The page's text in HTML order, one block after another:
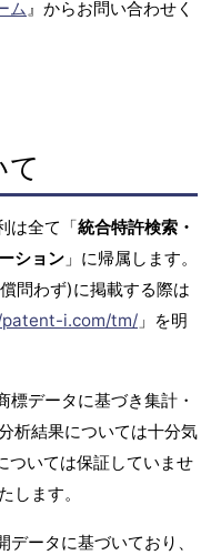
ム』からお問い合わせく
て
は全て「統合特許検索・
ション 」に帰属します。
問わず)に掲載する際は
i.com/tm/ 」を明
データに基づき集計・
析結果については十分気
ついては保証していませ
します。
ータに基づいており、